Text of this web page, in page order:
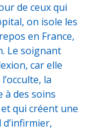
de ceux qui
on isole les
en France,
Le soignant
car elle
la
à des soins
qui créent une